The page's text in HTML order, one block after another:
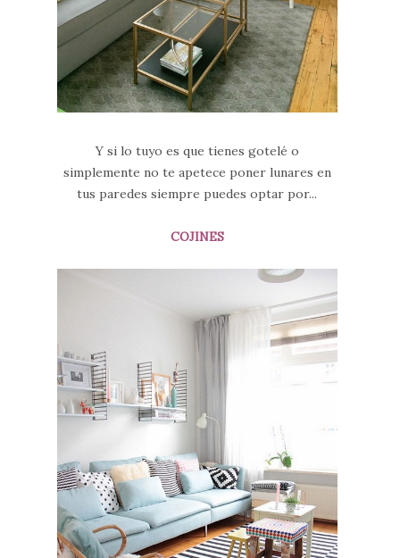
Y si lo tuyo es que tienes gotelé o
simplemente no te apetece poner lunares en
tus paredes siempre puedes optar por...
COJINES